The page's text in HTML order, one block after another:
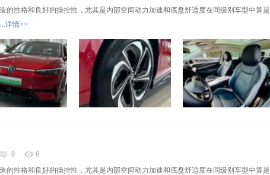
的性格和良好的操控性，尤其是内部空间动力加速和底盘舒适度在同级别车型中算是
详情>>
0
6
的性格和良好的操控性，尤其是内部空间动力加速和底盘舒适度在同级别车型中算是